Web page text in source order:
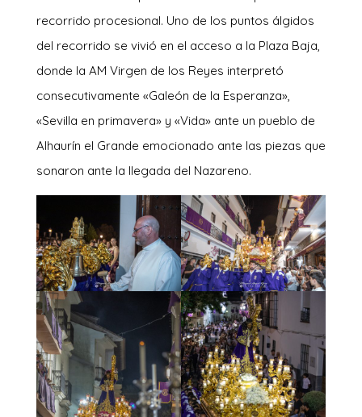
recorrido procesional. Uno de los puntos álgidos
del recorrido se vivió en el acceso a la Plaza Baja,
donde la AM Virgen de los Reyes interpretó
consecutivamente «Galeón de la Esperanza»,
«Sevilla en primavera» y «Vida» ante un pueblo de
Alhaurín el Grande emocionado ante las piezas que
sonaron ante la llegada del Nazareno.